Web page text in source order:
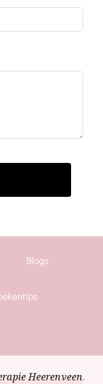
Blogs
Heerenveen.